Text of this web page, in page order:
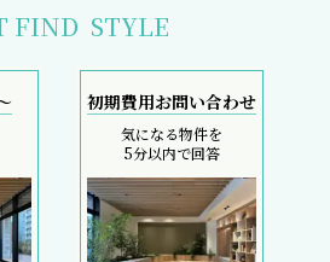
FIND STYLE
初期費用お問い合わせ
気になる物件を
5分以内で回答